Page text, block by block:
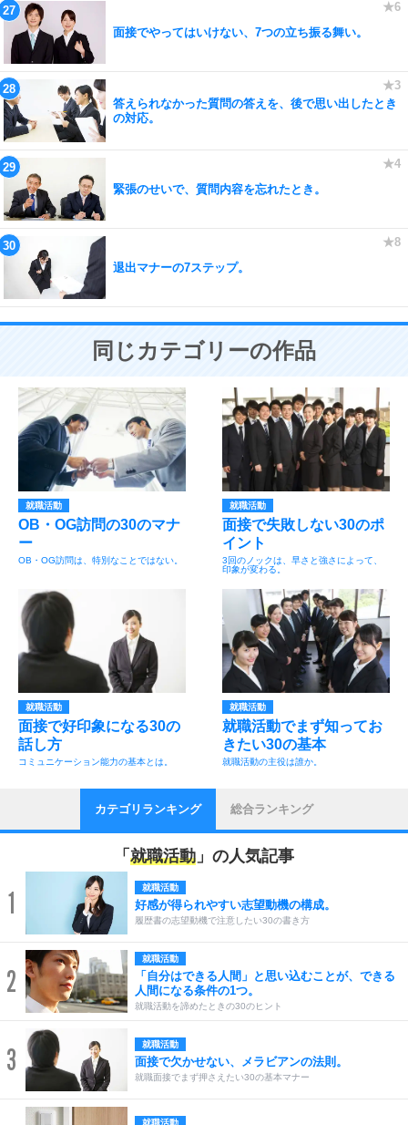
面接でやってはいけない、7つの立ち振る舞い。
答えられなかった質問の答えを、後で思い出したとき
の対応。
緊張のせいで、質問内容を忘れたとき。
退出マナーの7ステップ。
同じカテゴリーの作品
就職活動
OB・OG訪問の30のマナ
ー
OB・OG訪問は、特別なことではない。
就職活動
面接で失敗しない30のポ
イント
3回のノックは、早さと強さによって、
印象が変わる。
就職活動
面接で好印象になる30の
話し方
コミュニケーション能力の基本とは。
就職活動
就職活動でまず知ってお
きたい30の基本
就職活動の主役は誰か。
カテゴリランキング 総合ランキング
「 就職活動 」の人気記事
1 就職活動
好感が得られやすい志望動機の構成。
履歴書の志望動機で注意したい30の書き方
2
就職活動
「自分はできる人間」と思い込むことが、できる
人間になる条件の1つ。
就職活動を諦めたときの30のヒント
3 就職活動
面接で欠かせない、メラビアンの法則。
就職面接でまず押さえたい30の基本マナー
就職活動